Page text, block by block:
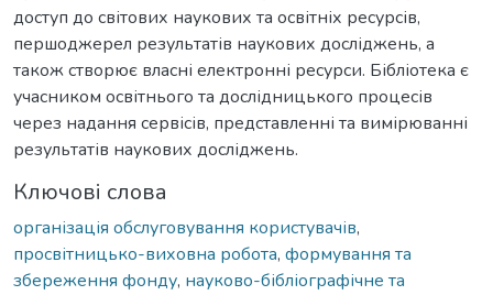
доступ до світових наукових та освітніх ресурсів,
першоджерел результатів наукових досліджень, а
також створює власні електронні ресурси. Бібліотека є
учасником освітнього та дослідницького процесів
через надання сервісів, представленні та вимірюванні
результатів наукових досліджень.
Ключові слова
організація обслуговування користувачів,
просвітницько-виховна робота, формування та
збереження фонду, науково-бібліографічне та